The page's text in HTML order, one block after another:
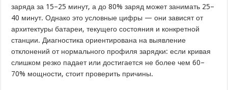
заряда за 15–25 минут, а до 80% заряд может занимать 25–
40 минут. Однако это условные цифры — они зависят от
архитектуры батареи, текущего состояния и конкретной
станции. Диагностика ориентирована на выявление
отклонений от нормального профиля зарядки: если кривая
слишком резко падает или достигается не более чем 60–
70% мощности, стоит проверить причины.